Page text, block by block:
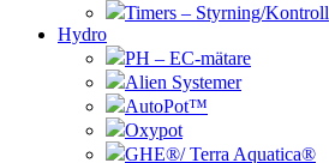
Timers – Styrning/Kontroll
Hydro
PH – EC-mätare
Alien Systemer
AutoPot™
Oxypot
GHE®/ Terra Aquatica®